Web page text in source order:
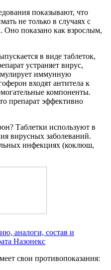
показывают, что
не только в случаях с
Оно показано как взрослым,
в виде таблеток,
устраняет вирус,
иммунную
входят антитела к
компоненты.
препарат эффективно
Таблетки используют в
вирусных заболеваний.
инфекциях (коклюш,
аналоги, состав и
Назонекс
свои противопоказания: